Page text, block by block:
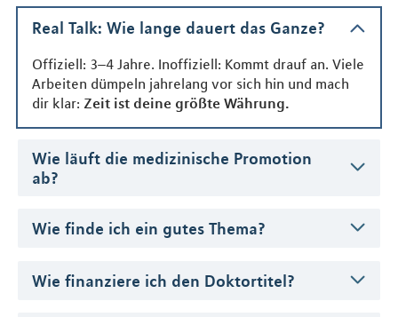
Real Talk: Wie lange dauert das Ganze?
Offiziell: 3–4 Jahre. Inoffiziell: Kommt drauf an. Viele
Arbeiten dümpeln jahrelang vor sich hin und mach
dir klar: Zeit ist deine größte Währung.
Wie läuft die medizinische Promotion
ab?
Wie finde ich ein gutes Thema?
Wie finanziere ich den Doktortitel?